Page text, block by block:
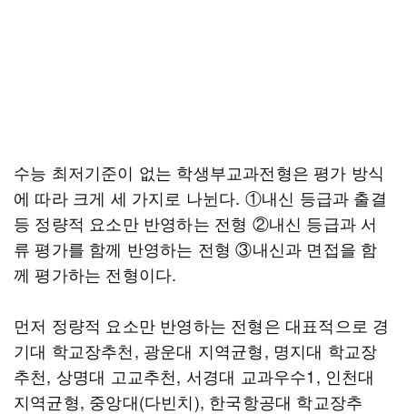
수능 최저기준이 없는 학생부교과전형은 평가 방식
에 따라 크게 세 가지로 나뉜다. ①내신 등급과 출결
등 정량적 요소만 반영하는 전형 ②내신 등급과 서
류 평가를 함께 반영하는 전형 ③내신과 면접을 함
께 평가하는 전형이다.
먼저 정량적 요소만 반영하는 전형은 대표적으로 경
기대 학교장추천, 광운대 지역균형, 명지대 학교장
추천, 상명대 고교추천, 서경대 교과우수1, 인천대
지역균형, 중앙대(다빈치), 한국항공대 학교장추